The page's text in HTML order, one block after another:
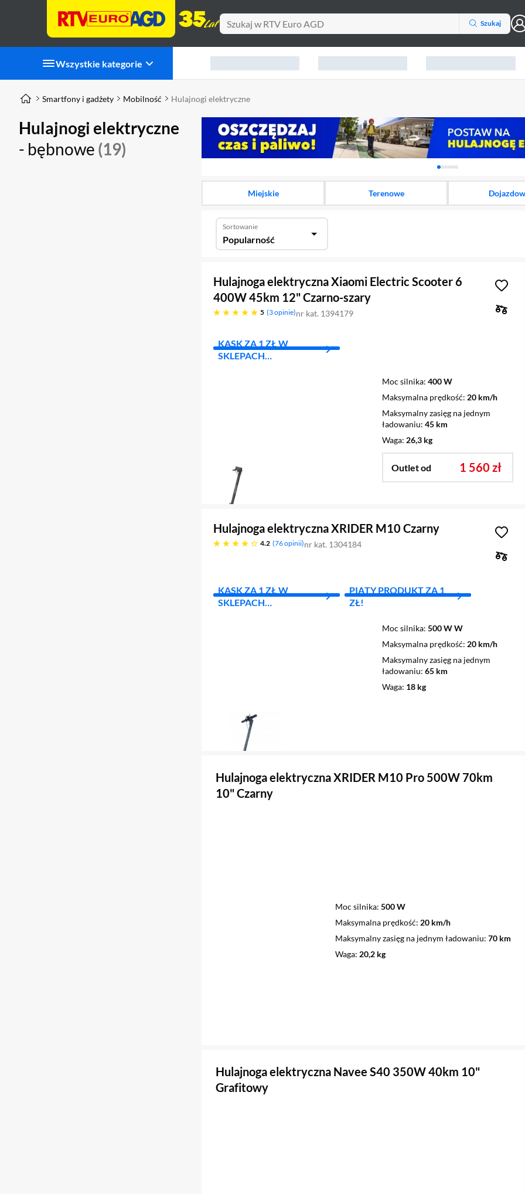
Szukaj
Wszystkie kategorie
Karuzela z banerami,
Smartfony i gadżety Mobilność Hulajnogi elektryczne
Hulajnogi elektryczne
- bębnowe (19)
Miejskie Terenowe
Sortowanie
Popularność
Hulajnoga elektryczna Xiaomi Electric Scooter 6
400W 45km 12" Czarno-szary
5
pięć gwiazdek 3 opinie nr kat. 1394179
KASK ZA 1 ZŁ W
SKLEPACH
Moc silnika 400 W
Maksymalna prędkość 20 km/h
Maksymalny zasięg na jednym
ładowaniu 45 km
Waga 26,3 kg
Outlet od 1 560 zł
Hulajnoga elektryczna XRIDER M10 Czarny
4.2
4.2 gwiazdek 76 opinii nr kat. 1304184
KASK ZA 1 ZŁ W
SKLEPACH
PIĄTY PRODUKT ZA 1
ZŁ!
Moc silnika 500 W W
Maksymalna prędkość 20 km/h
Maksymalny zasięg na jednym
ładowaniu 65 km
Waga 18 kg
Hulajnoga elektryczna XRIDER M10 Pro 500W 70km
10" Czarny
Moc silnika 500 W
Maksymalna prędkość 20 km/h
Maksymalny zasięg na jednym ładowaniu 70 km
Waga 20,2 kg
Hulajnoga elektryczna Navee S40 350W 40km 10"
Grafitowy